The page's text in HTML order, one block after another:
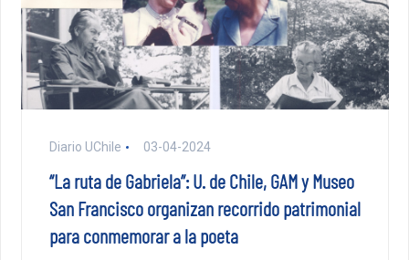
Diario UChile 03-04-2024
“La ruta de Gabriela”: U. de Chile, GAM y Museo
San Francisco organizan recorrido patrimonial
para conmemorar a la poeta